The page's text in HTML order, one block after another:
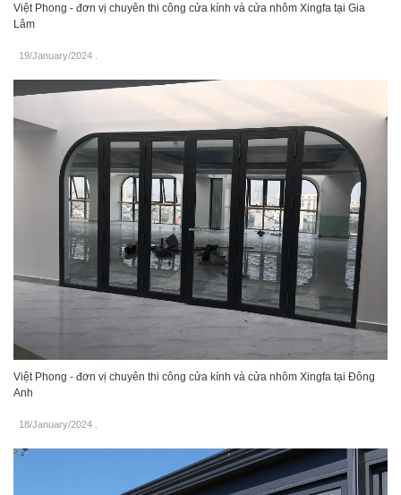
Việt Phong - đơn vị chuyên thi công cửa kính và cửa nhôm Xingfa tại Gia
Lâm
19/January/2024
Việt Phong - đơn vị chuyên thi công cửa kính và cửa nhôm Xingfa tại Đông
Anh
18/January/2024